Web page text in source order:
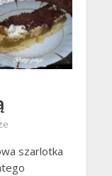
szarlotka